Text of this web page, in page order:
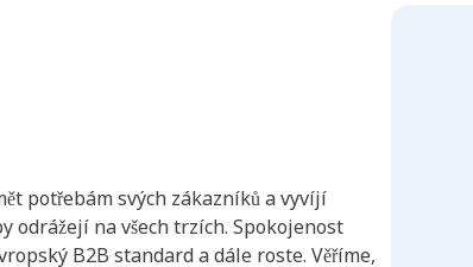
potřebám svých zákazníků a vyvíjí
odrážejí na všech trzích. Spokojenost
B2B standard a dále roste. Věříme,